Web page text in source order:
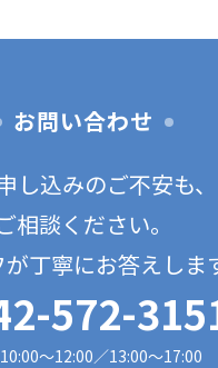
お問い合わせ
し込みのご不安も
相談ください。
丁寧にお答えしま
572-
〜12:00／13:00～17:00